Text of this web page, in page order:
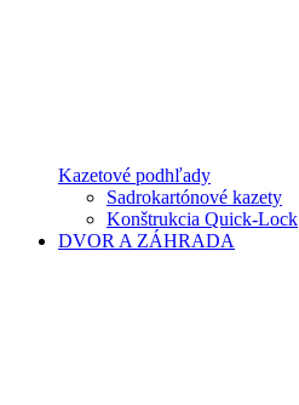
Kazetové podhľady
Sadrokartónové kazety
Konštrukcia Quick-Lock
DVOR A ZÁHRADA